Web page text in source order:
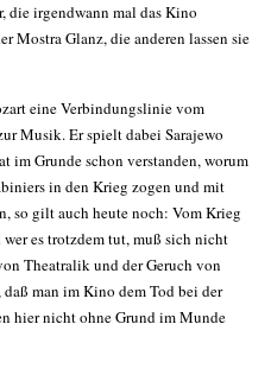
die irgendwann mal das Kino
Mostra Glanz, die anderen lassen sie
eine Verbindungslinie vom
Musik. Er spielt dabei Sarajewo
im Grunde schon verstanden, worum
in den Krieg zogen und mit
so gilt auch heute noch: Vom Krieg
es trotzdem tut, muß sich nicht
Theatralik und der Geruch von
man im Kino dem Tod bei der
hier nicht ohne Grund im Munde